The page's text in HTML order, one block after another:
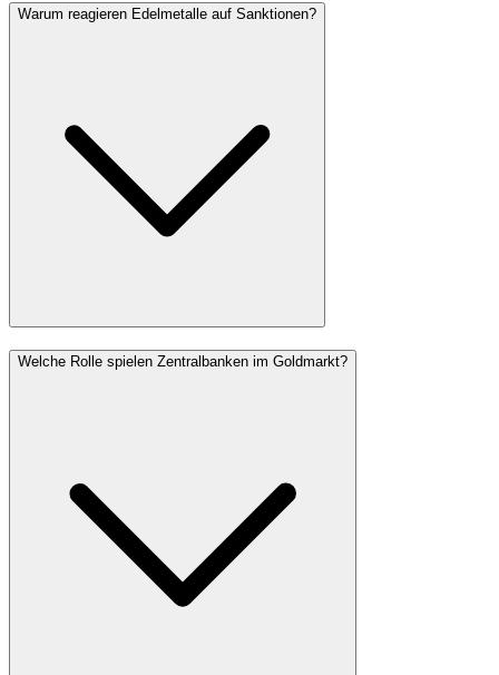
Warum reagieren Edelmetalle auf Sanktionen?
Welche Rolle spielen Zentralbanken im Goldmarkt?